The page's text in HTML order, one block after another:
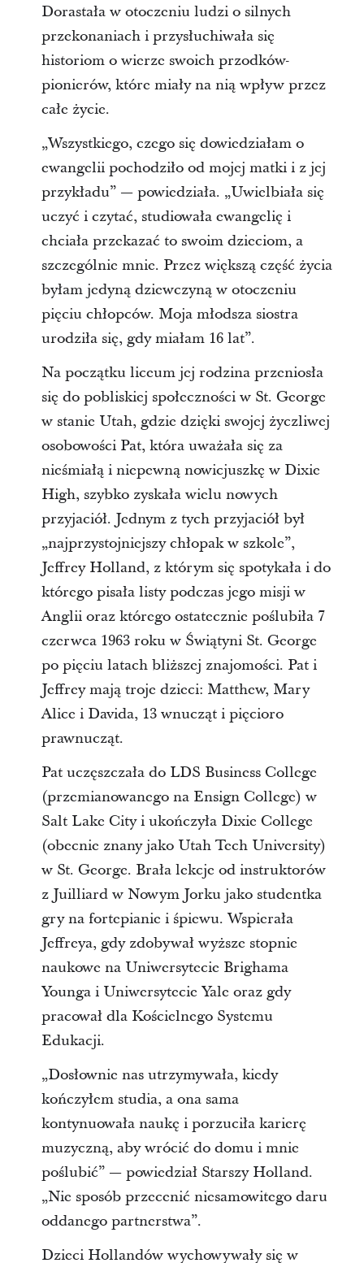
Dorastała w otoczeniu ludzi o silnych
przekonaniach i przysłuchiwała się
historiom o wierze swoich przodków-
pionierów, które miały na nią wpływ przez
całe życie.
„Wszystkiego, czego się dowiedziałam o
ewangelii pochodziło od mojej matki i z jej
przykładu” — powiedziała. „Uwielbiała się
uczyć i czytać, studiowała ewangelię i
chciała przekazać to swoim dzieciom, a
szczególnie mnie. Przez większą część życia
byłam jedyną dziewczyną w otoczeniu
pięciu chłopców. Moja młodsza siostra
urodziła się, gdy miałam 16 lat”.
Na początku liceum jej rodzina przeniosła
się do pobliskiej społeczności w St. George
w stanie Utah, gdzie dzięki swojej życzliwej
osobowości Pat, która uważała się za
nieśmiałą i niepewną nowicjuszkę w Dixie
High, szybko zyskała wielu nowych
przyjaciół. Jednym z tych przyjaciół był
„najprzystojniejszy chłopak w szkole”,
Jeffrey Holland, z którym się spotykała i do
którego pisała listy podczas jego misji w
Anglii oraz którego ostatecznie poślubiła 7
czerwca 1963 roku w Świątyni St. George
po pięciu latach bliższej znajomości. Pat i
Jeffrey mają troje dzieci: Matthew, Mary
Alice i Davida, 13 wnucząt i pięcioro
prawnucząt.
Pat uczęszczała do LDS Business College
(przemianowanego na Ensign College) w
Salt Lake City i ukończyła Dixie College
(obecnie znany jako Utah Tech University)
w St. George. Brała lekcje od instruktorów
z Juilliard w Nowym Jorku jako studentka
gry na fortepianie i śpiewu. Wspierała
Jeffreya, gdy zdobywał wyższe stopnie
naukowe na Uniwersytecie Brighama
Younga i Uniwersytecie Yale oraz gdy
pracował dla Kościelnego Systemu
Edukacji.
„Dosłownie nas utrzymywała, kiedy
kończyłem studia, a ona sama
kontynuowała naukę i porzuciła karierę
muzyczną, aby wrócić do domu i mnie
poślubić” — powiedział Starszy Holland.
„Nie sposób przecenić niesamowitego daru
oddanego partnerstwa”.
Dzieci Hollandów wychowywały się w